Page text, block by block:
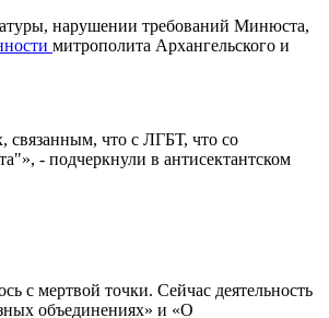
нарушении требований Минюста,
митрополита Архангельского и
связанным, что с ЛГБТ, что со
- подчеркнули в антисектантском
с мертвой точки. Сейчас деятельность
объединениях» и «О